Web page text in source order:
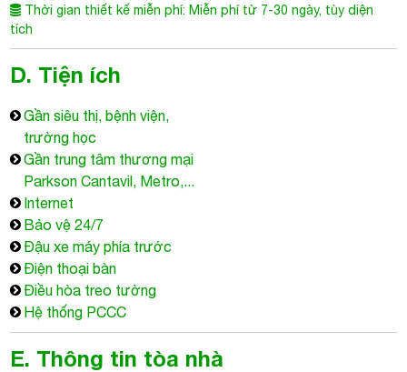
Thời gian thiết kế miễn phí: Miễn phí từ 7-30 ngày, tùy diện
tích
D. Tiện ích
Gần siêu thị, bệnh viện,
trường học
Gần trung tâm thương mại
Parkson Cantavil, Metro,...
Internet
Bảo vệ 24/7
Đậu xe máy phía trước
Điện thoại bàn
Điều hòa treo tường
Hệ thống PCCC
E. Thông tin tòa nhà